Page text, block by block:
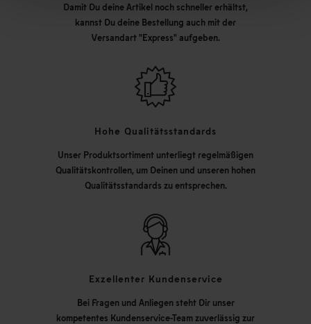
Damit Du deine Artikel noch schneller erhältst,
kannst Du deine Bestellung auch mit der
Versandart "Express" aufgeben.
Hohe Qualitätsstandards
Unser Produktsortiment unterliegt regelmäßigen
Qualitätskontrollen, um Deinen und unseren hohen
Qualitätsstandards zu entsprechen.
Exzellenter Kundenservice
Bei Fragen und Anliegen steht Dir unser
kompetentes Kundenservice-Team zuverlässig zur